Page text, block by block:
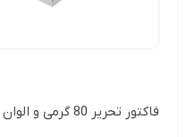
فاکتور تحریر 80 گرمی و الوان 80 گرمی چهار رنگ